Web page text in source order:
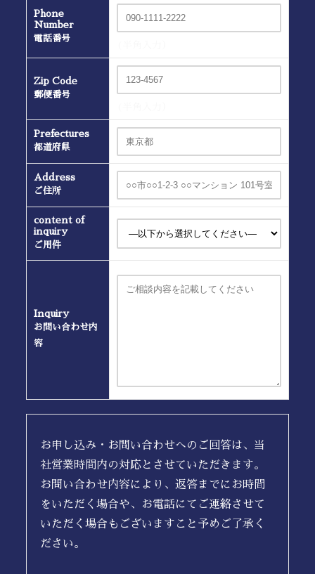
Phone
Number
電話番号
Zip Code
郵便番号
Prefectures
都道府県
Address
ご住所
content of
inquiry
ご用件
Inquiry
お問い合わせ内
容
お申し込み・お問い合わせへのご回答は、当
社営業時間内の対応とさせていただきます。
お問い合わせ内容により、返答までにお時間
をいただく場合や、お電話にてご連絡させて
いただく場合もございますこと予めご了承く
ださい。